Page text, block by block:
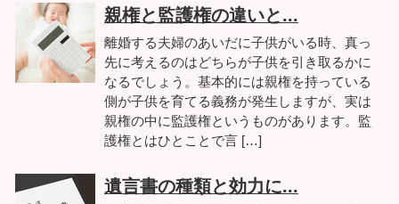
親権と監護権の違いと...
離婚する夫婦のあいだに子供がいる時、真っ
先に考えるのはどちらが子供を引き取るかに
なるでしょう。基本的には親権を持っている
側が子供を育てる義務が発生しますが、実は
親権の中に監護権というものがあります。監
護権とはひとことで言 […]
遺言書の種類と効力に...